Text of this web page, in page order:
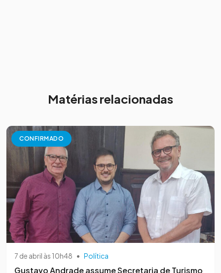
Matérias relacionadas
CONFIRMADO
7 de abril às 10h48 • Política
Gustavo Andrade assume Secretaria de Turismo